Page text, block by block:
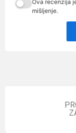
Ova recenzija
mišljenje.